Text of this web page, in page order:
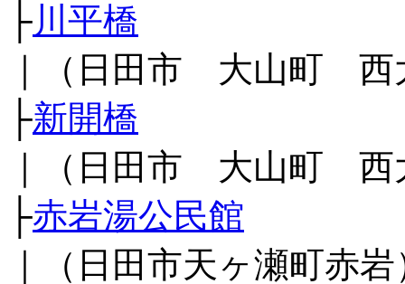
├川平橋
｜（日田市 大山町 西
├新開橋
｜（日田市 大山町 西
├赤岩湯公民館
｜（日田市天ヶ瀬町赤岩